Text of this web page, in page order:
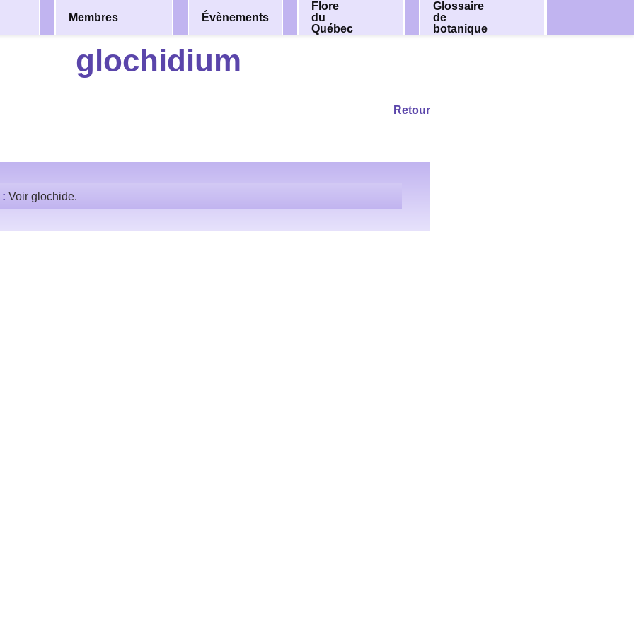
Membres Évènements
Flore
du
Québec
Glossaire
de
botanique
glochidium
Retour
Voir glochide.